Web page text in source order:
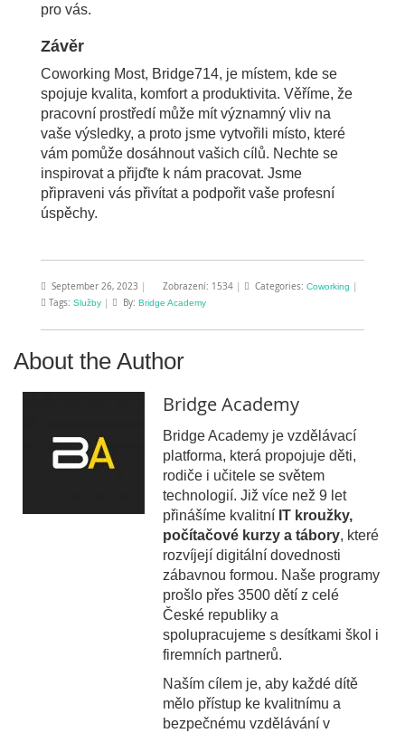
pro vás.
Závěr
Coworking Most, Bridge714, je místem, kde se
spojuje kvalita, komfort a produktivita. Věříme, že
pracovní prostředí může mít významný vliv na
vaše výsledky, a proto jsme vytvořili místo, které
vám pomůže dosáhnout vašich cílů. Nechte se
inspirovat a přijďte k nám pracovat. Jsme
připraveni vás přivítat a podpořit vaše profesní
úspěchy.
September 26, 2023 | Zobrazení: 1534 | Categories: Coworking |
Tags: Služby | By: Bridge Academy
About the Author
Bridge Academy
Bridge Academy je vzdělávací
platforma, která propojuje děti,
rodiče i učitele se světem
technologií. Již více než 9 let
přinášíme kvalitní IT kroužky,
počítačové kurzy a tábory, které
rozvíjejí digitální dovednosti
zábavnou formou. Naše programy
prošlo přes 3500 dětí z celé
České republiky a
spolupracujeme s desítkami škol i
firemních partnerů.
Naším cílem je, aby každé dítě
mělo přístup ke kvalitnímu a
bezpečnému vzdělávání v